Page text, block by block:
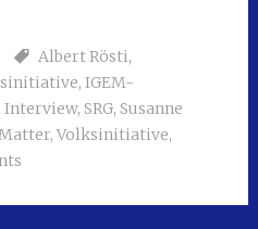
Albert Rösti,
, IGEM-
Interview, SRG, Susanne
, Volksinitiative,